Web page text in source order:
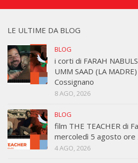
LE ULTIME DA BLOG
BLOG
i corti di FARAH
UMM SAAD (LA
Cossignano
8 AGO, 2026
BLOG
film THE TEACHER di
mercoledì 5 agosto ore
4 AGO, 2026